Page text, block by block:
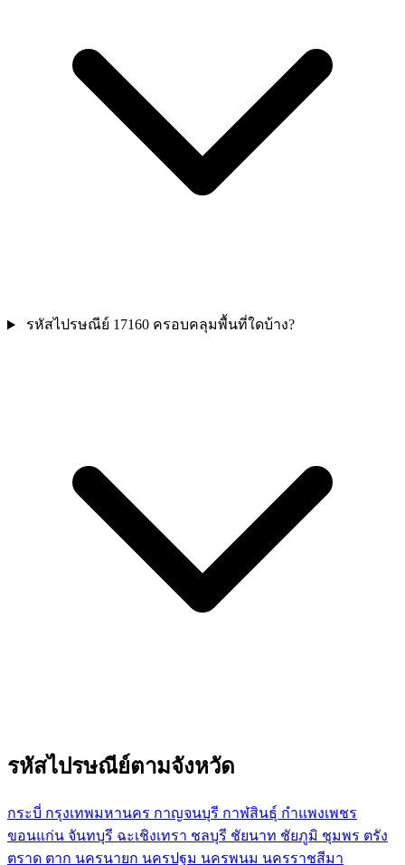
รหัสไปรษณีย์ 17160 ครอบคลุมพื้นที่ใดบ้าง?
รหัสไปรษณีย์ตามจังหวัด
กระบี่ กรุงเทพมหานคร กาญจนบุรี กาฬสินธุ์ กำแพงเพชร
ขอนแก่น จันทบุรี ฉะเชิงเทรา ชลบุรี ชัยนาท ชัยภูมิ ชุมพร ตรัง
ตราด ตาก นครนายก นครปฐม นครพนม นครราชสีมา